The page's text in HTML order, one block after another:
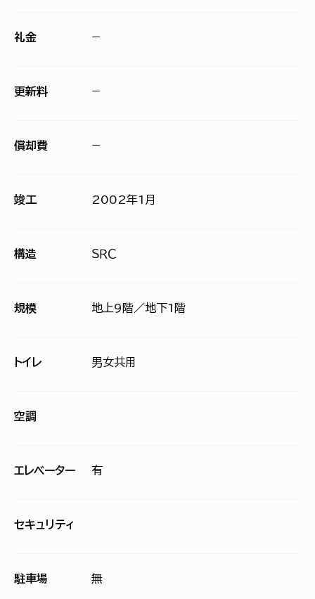
礼金 −
更新料 −
償却費 −
竣工 2002年1月
構造 ＳＲＣ
規模 地上9階／地下1階
トイレ 男女共用
空調
エレベーター 有
セキュリティ
駐車場 無